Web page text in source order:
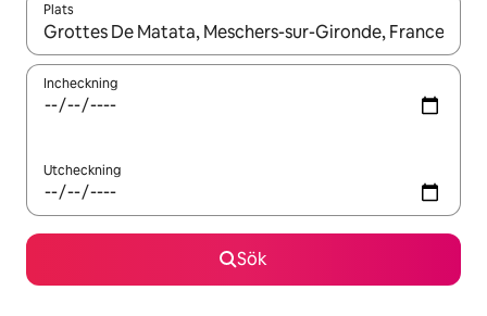
Plats
När resultaten är tillgängliga kan du navigera med upp- och
Incheckning
Utcheckning
Sök